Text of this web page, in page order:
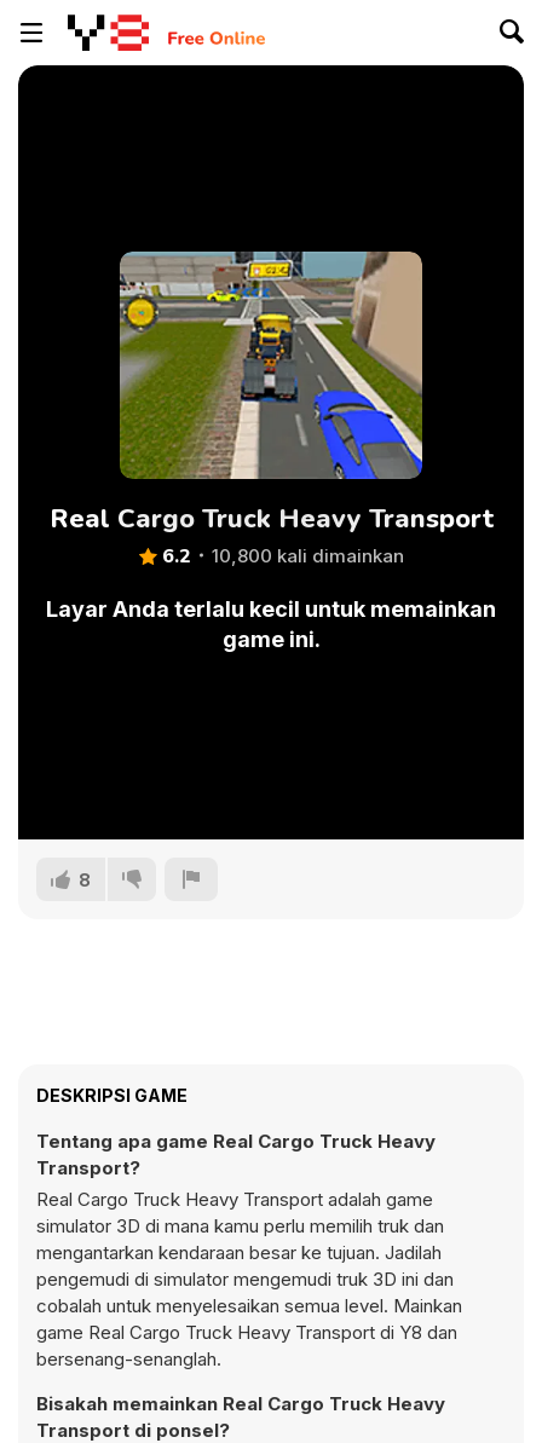
Real Cargo Truck Heavy Transport
6.2 10,800 kali dimainkan
Layar Anda terlalu kecil untuk memainkan
game ini.
8
DESKRIPSI GAME
Tentang apa game Real Cargo Truck Heavy
Transport?
Real Cargo Truck Heavy Transport adalah game
simulator 3D di mana kamu perlu memilih truk dan
mengantarkan kendaraan besar ke tujuan. Jadilah
pengemudi di simulator mengemudi truk 3D ini dan
cobalah untuk menyelesaikan semua level. Mainkan
game Real Cargo Truck Heavy Transport di Y8 dan
bersenang-senanglah.
Bisakah memainkan Real Cargo Truck Heavy
Transport di ponsel?